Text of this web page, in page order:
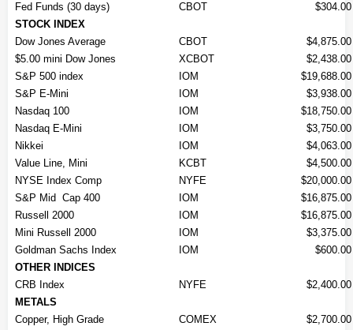
Fed Funds (30 days)
CBOT
$304.00
STOCK INDEX
Dow Jones Average
CBOT
$4,875.00
$5.00 mini Dow Jones
XCBOT
$2,438.00
S&P 500 index
IOM
$19,688.00
S&P E-Mini
IOM
$3,938.00
Nasdaq 100
IOM
$18,750.00
Nasdaq E-Mini
IOM
$3,750.00
Nikkei
IOM
$4,063.00
Value Line, Mini
KCBT
$4,500.00
NYSE Index Comp
NYFE
$20,000.00
S&P Mid Cap 400
IOM
$16,875.00
Russell 2000
IOM
$16,875.00
Mini Russell 2000
IOM
$3,375.00
Goldman Sachs Index
IOM
$600.00
OTHER INDICES
CRB Index
NYFE
$2,400.00
METALS
Copper, High Grade
COMEX
$2,700.00